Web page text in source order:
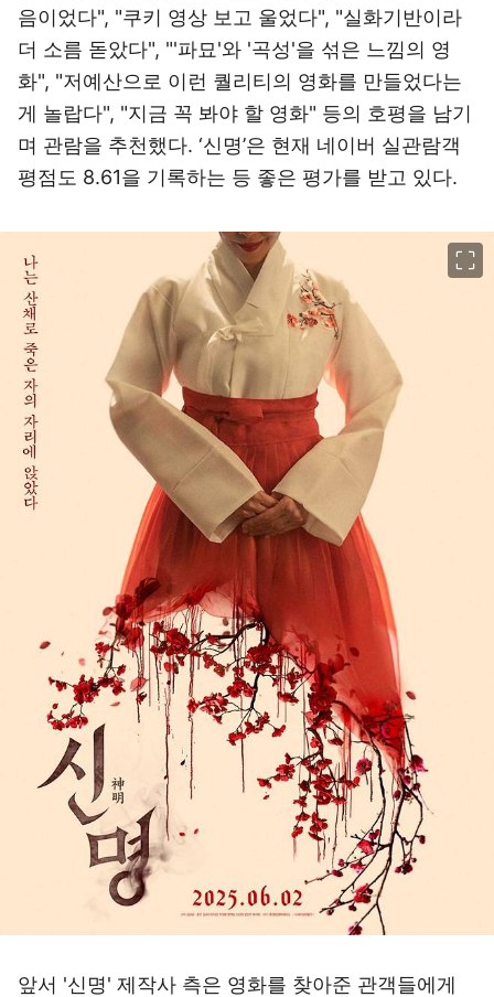
음이었다", "쿠키 영상 보고 울었다", "실화기반이라
더 소름 돋았다", "'파묘'와 '곡성'을 섞은 느낌의 영
화", "저예산으로 이런 퀄리티의 영화를 만들었다는
게 놀랍다", "지금 꼭 봐야 할 영화" 등의 호평을 남기
며 관람을 추천했다. ‘신명’은 현재 네이버 실관람객
평점도 8.61을 기록하는 등 좋은 평가를 받고 있다.
앞서 '신명' 제작사 측은 영화를 찾아준 관객들에게